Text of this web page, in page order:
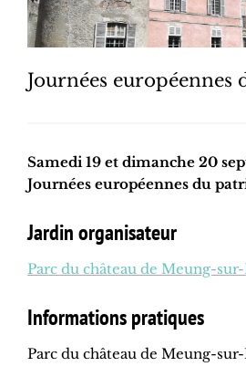
Journées
Samedi 19 et dimanche 20
Journées européennes du
Jardin organisateur
Parc du château de Meung-
Informations pratiques
Parc du château de Meung-